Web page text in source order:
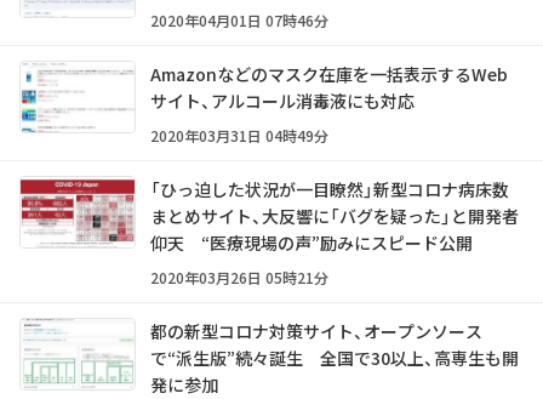
2020年04月01日 07時46分
Amazonなどのマスク在庫を一括表示するWeb
サイト、アルコール消毒液にも対応
2020年03月31日 04時49分
「ひっ迫した状況が一目瞭然」新型コロナ病床数
まとめサイト、大反響に「バグを疑った」と開発者
仰天 “医療現場の声”励みにスピード公開
2020年03月26日 05時21分
都の新型コロナ対策サイト、オープンソース
で“派生版”続々誕生 全国で30以上、高専生も開
発に参加